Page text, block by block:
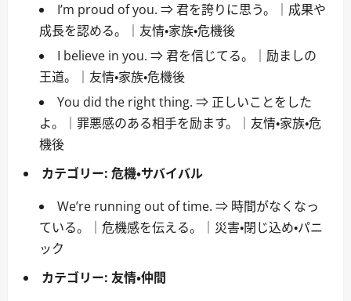
I’m proud of you. ⇒ 君を誇りに思う。｜成果や
成長を認める。｜友情・家族・危機後
I believe in you. ⇒ 君を信じてる。｜励ましの
王道。｜友情・家族・危機後
You did the right thing. ⇒ 正しいことをした
よ。｜罪悪感のある相手を励ます。｜友情・家族・危
機後
カテゴリー: 危機・サバイバル
We’re running out of time. ⇒ 時間がなくなっ
ている。｜危機感を伝える。｜災害・閉じ込め・パニ
ック
カテゴリー: 友情・仲間